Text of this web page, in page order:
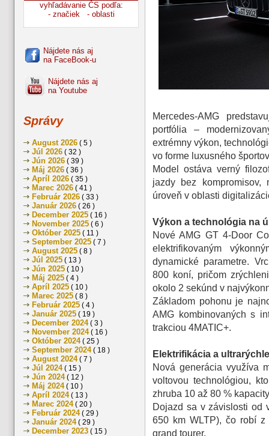
vyhľadávanie ČS podľa:
- značiek
- oblasti
Nájdete nás aj
na FaceBook-u
Nájdete nás aj
na Youtube
Správy
August 2026 ( 5 )
Júl 2026 ( 32 )
Jún 2026 ( 39 )
Máj 2026 ( 36 )
Apríl 2026 ( 35 )
Marec 2026 ( 41 )
Február 2026 ( 33 )
Január 2026 ( 26 )
December 2025 ( 16 )
November 2025 ( 6 )
Október 2025 ( 11 )
September 2025 ( 7 )
August 2025 ( 8 )
Júl 2025 ( 13 )
Jún 2025 ( 10 )
Máj 2025 ( 4 )
Apríl 2025 ( 10 )
Marec 2025 ( 8 )
Február 2025 ( 4 )
Január 2025 ( 19 )
December 2024( 3 )
November 2024( 16 )
Október 2024( 25 )
September 2024( 18 )
August 2024( 7 )
Júl 2024( 15 )
Jún 2024( 12 )
Máj 2024( 10 )
Apríl 2024( 13 )
Marec 2024( 20 )
Február 2024( 29 )
Január 2024( 29 )
December 2023 ( 15 )
Mercedes-AMG
portfólia –
extrémny výkon,
vo forme luxusného
Model ostáva verný
jazdy bez
úroveň v oblasti
Výkon a technológia na
Nové AMG GT 4-Door
elektrifikovaným
dynamické parametre.
800 koní, pričom
okolo 2 sekúnd v
Základom pohonu je
AMG kombinovaných s
trakciou 4MATIC+.
Elektrifikácia a
Nová generácia využíva
voltovou technológiou,
zhruba 10 až 80 %
Dojazd sa v závislosti od
650 km WLTP), čo robí
grand tourer.